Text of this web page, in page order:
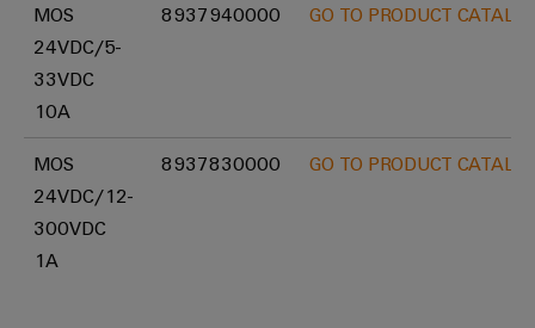
MOS
24VDC/5-
33VDC
10A
8937940000 GO TO PRODUCT
MOS
24VDC/12-
300VDC
1A
8937830000 GO TO PRODUCT